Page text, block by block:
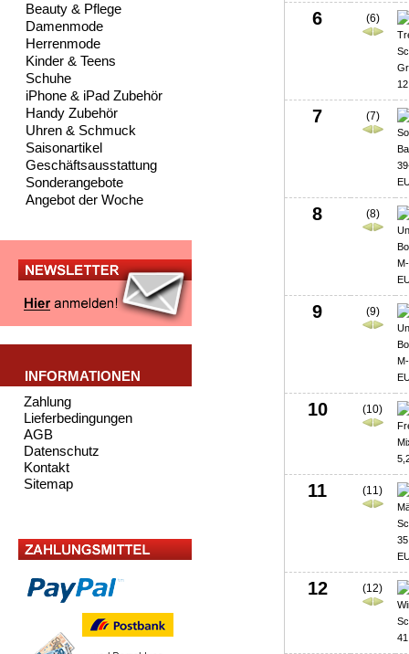
Beauty & Pflege
Damenmode
Herrenmode
Kinder & Teens
Schuhe
iPhone & iPad Zubehör
Handy Zubehör
Uhren & Schmuck
Saisonartikel
Geschäftsausstattung
Sonderangebote
Angebot der Woche
INFORMATIONEN
Zahlung
Lieferbedingungen
AGB
Datenschutz
Kontakt
Sitemap
6 (6)
7 (7)
8 (8)
9 (9)
10 (10)
11 (11)
12 (12)